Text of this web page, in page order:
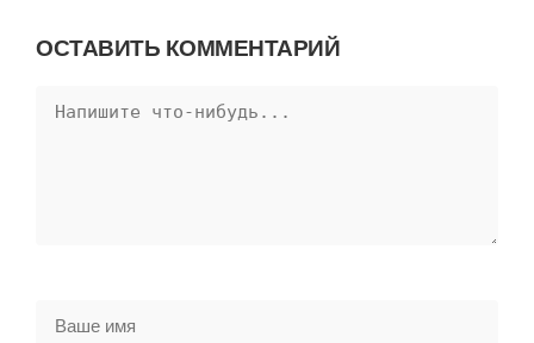
ОСТАВИТЬ КОММЕНТАРИЙ